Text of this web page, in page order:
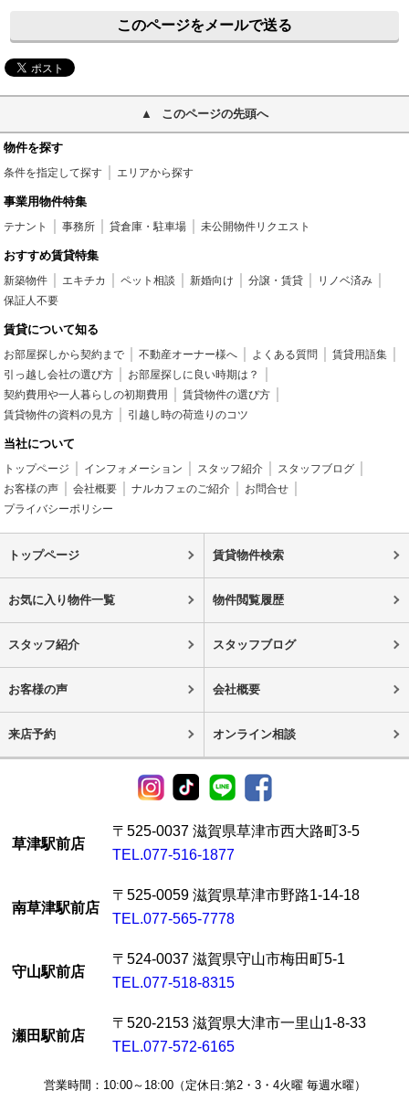
このページをメールで送る
このページの先頭へ
物件を探す
条件を指定して探す エリアから探す
事業用物件特集
テナント 事務所 貸倉庫・駐車場 未公開物件リクエスト
おすすめ賃貸特集
新築物件 エキチカ ペット相談 新婚向け 分譲・賃貸
リノベ済み
保証人不要
賃貸について知る
お部屋探しから契約まで 不動産オーナー様へ よくある質問
賃貸用語集
引っ越し会社の選び方
お部屋探しに良い時期は？
契約費用や一人暮らしの初期費用
賃貸物件の選び方
賃貸物件の資料の見方
引越し時の荷造りのコツ
当社について
トップページ インフォメーション スタッフ紹介
スタッフブログ
お客様の声
会社概要 ナルカフェのご紹介
お問合せ
プライバシーポリシー
トップページ 賃貸物件検索
お気に入り物件一覧 物件閲覧履歴
スタッフ紹介 スタッフブログ
お客様の声 会社概要
来店予約 オンライン相談
草津駅前店
〒525-0037 滋賀県草津市西大路町3-5
TEL.077-516-1877
南草津駅前店
〒525-0059 滋賀県草津市野路1-14-18
TEL.077-565-7778
守山駅前店
〒524-0037 滋賀県守山市梅田町5-1
TEL.077-518-8315
瀬田駅前店
〒520-2153 滋賀県大津市一里山1-8-33
TEL.077-572-6165
営業時間：10:00～18:00（定休日:第2・3・4火曜 毎週水曜）